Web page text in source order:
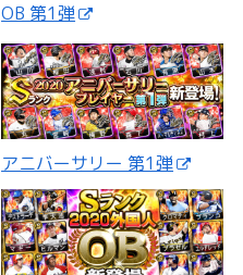
OB 第1弾
アニバーサリー 第1弾